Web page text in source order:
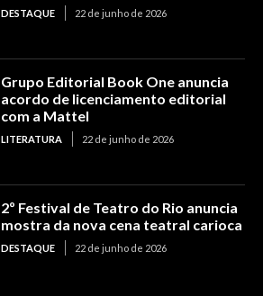
DESTAQUE 22 de junho de 2026
Grupo Editorial Book One anuncia
acordo de licenciamento editorial
com a Mattel
LITERATURA 22 de junho de 2026
2º Festival de Teatro do Rio anuncia
mostra da nova cena teatral carioca
DESTAQUE 22 de junho de 2026